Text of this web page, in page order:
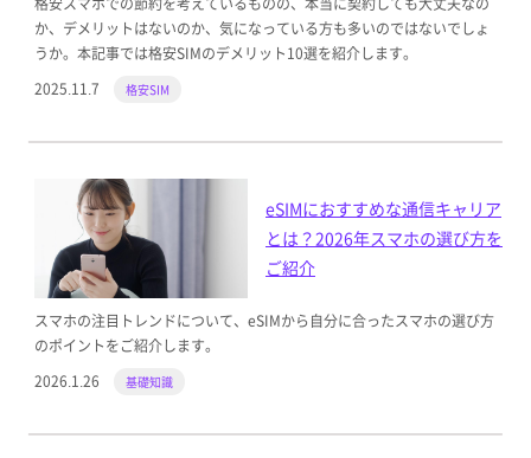
か、デメリットはないのか、気になっている方も多いのではないでしょ
うか。本記事では格安SIMのデメリット10選を紹介します。
2025.11.7
格安SIM
eSIMにおすすめな通信キャリア
とは？2026年スマホの選び方を
ご紹介
スマホの注目トレンドについて、eSIMから自分に合ったスマホの選び方
のポイントをご紹介します。
2026.1.26
基礎知識